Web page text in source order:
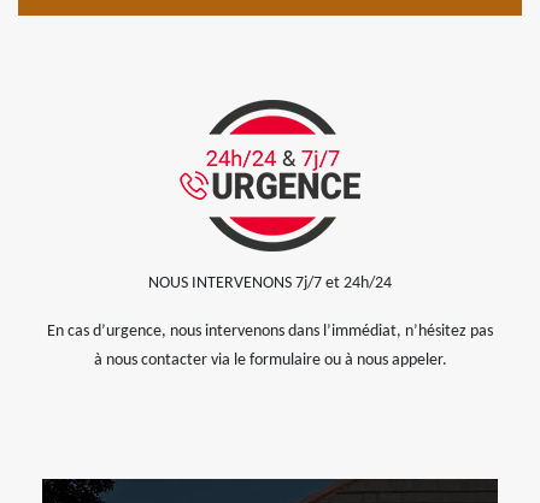
NOUS INTERVENONS 7j/7 et 24h/24
En cas d’urgence, nous intervenons dans l’immédiat, n’hésitez pas
à nous contacter via le formulaire ou à nous appeler.